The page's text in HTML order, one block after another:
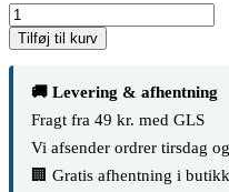
Husqvarna
PW
130
højtryksrenser
antal
Tilføj til kurv
🚚 Levering & afhentning
Fragt fra 49 kr. med GLS
Vi afsender ordrer tirsdag
🏢 Gratis afhentning i